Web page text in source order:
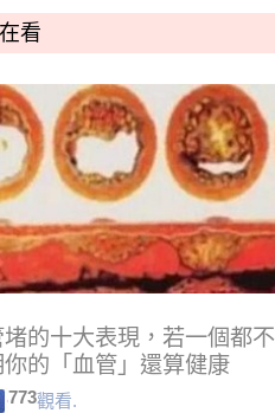
看
的十大表現，若一個都不
你的「血管」還算健康
773觀看.